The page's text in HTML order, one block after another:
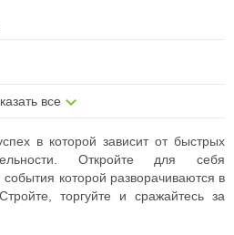
все
в которой зависит от быстрых
Откройте для себя
которой разворачиваются в
торгуйте и сражайтесь за